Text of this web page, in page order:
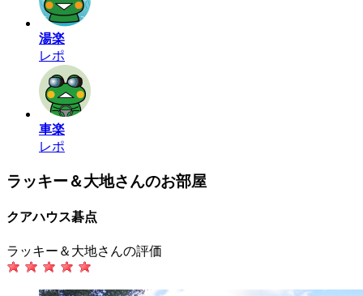
湯楽
レポ
車楽
レポ
ラッキー＆大地さんのお部屋
クアハウス碁点
ラッキー＆大地さんの評価